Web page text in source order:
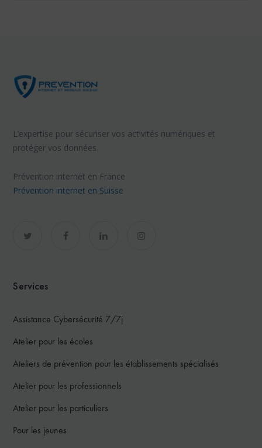
L’expertise pour sécuriser vos activités numériques et
protéger vos données.
Prévention internet en France
Prévention internet en Suisse
Services
Assistance Cybersécurité 7/7j
Atelier pour les écoles
Ateliers de prévention pour les établissements spécialisés
Atelier pour les professionnels
Atelier pour les particuliers
Pour les jeunes